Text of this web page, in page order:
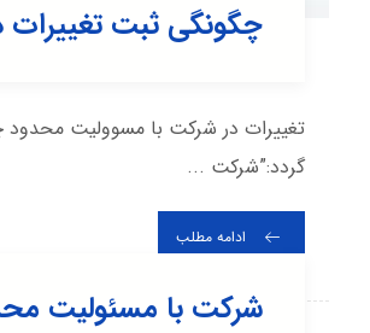
چگونگی ثبت
تغییرات در شرکت با مسوولیت
گردد:”شرکت ...
ادامه مطلب
شرکت با مسئولیت